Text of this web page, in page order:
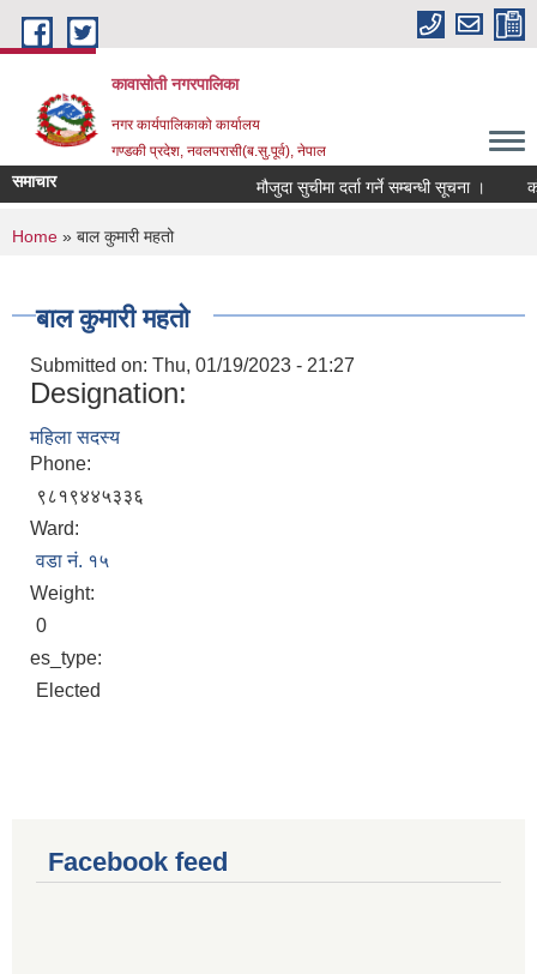
Skip to main content
कावासोती नगरपालिका
नगर कार्यपालिकाको कार्यालय
गण्डकी प्रदेश, नवलपरासी(ब.सु.पूर्व), नेपाल
समाचार मौजुदा सुचीमा दर्ता गर्ने सम्बन्धी सूचना ।
You are here
Home » बाल कुमारी महतो
बाल कुमारी महतो
Submitted on: Thu, 01/19/2023 - 21:27
Designation:
महिला सदस्य
Phone:
९८१९४४५३३६
Ward:
वडा नं. १५
Weight:
0
es_type:
Elected
Facebook feed